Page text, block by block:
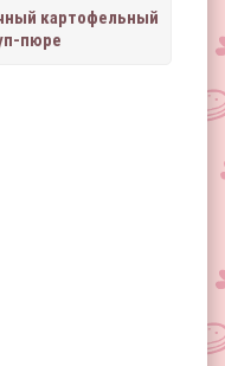
картофельный
пюре